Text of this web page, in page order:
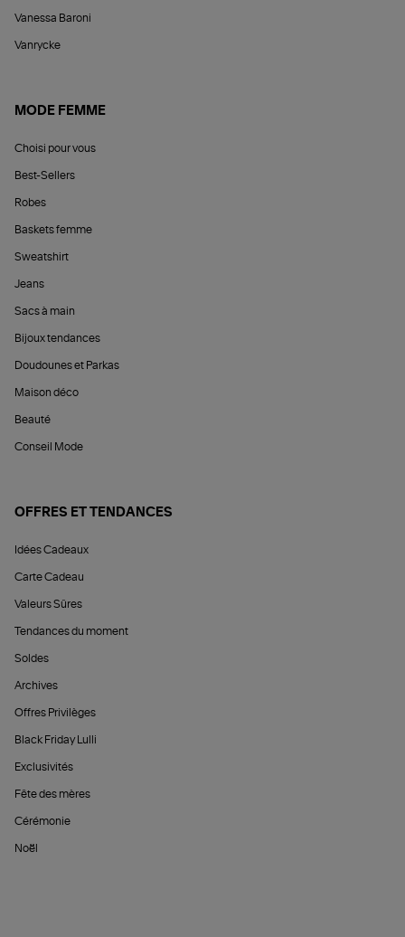
Vanessa Baroni
Vanrycke
MODE FEMME
Choisi pour vous
Best-Sellers
Robes
Baskets femme
Sweatshirt
Jeans
Sacs à main
Bijoux tendances
Doudounes et Parkas
Maison déco
Beauté
Conseil Mode
OFFRES ET TENDANCES
Idées Cadeaux
Carte Cadeau
Valeurs Sûres
Tendances du moment
Soldes
Archives
Offres Privilèges
Black Friday Lulli
Exclusivités
Fête des mères
Cérémonie
Noël